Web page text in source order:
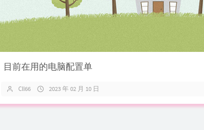
目前在用的电脑配置单
Cll66 2023 年 02 月 10 日